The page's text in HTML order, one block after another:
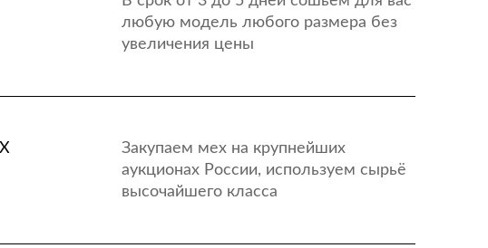
любую модель любого размера без
увеличения цены
Закупаем мех на крупнейших
аукционах России, используем сырьё
высочайшего класса